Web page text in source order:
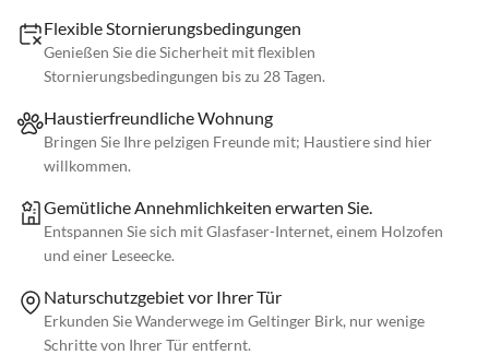
Flexible Stornierungsbedingungen
Genießen Sie die Sicherheit mit flexiblen
Stornierungsbedingungen bis zu 28 Tagen.
Haustierfreundliche Wohnung
Bringen Sie Ihre pelzigen Freunde mit; Haustiere sind hier
willkommen.
Gemütliche Annehmlichkeiten erwarten Sie.
Entspannen Sie sich mit Glasfaser-Internet, einem Holzofen
und einer Leseecke.
Naturschutzgebiet vor Ihrer Tür
Erkunden Sie Wanderwege im Geltinger Birk, nur wenige
Schritte von Ihrer Tür entfernt.